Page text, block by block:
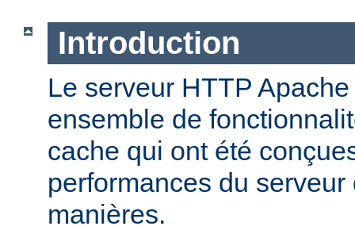
Introduction
Le serveur HTTP
ensemble de
cache qui ont été
performances du serveur
manières.